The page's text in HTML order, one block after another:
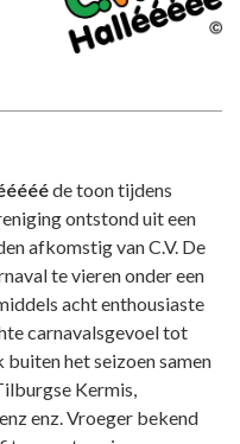
de toon tijdens
ontstond uit een
afkomstig van C.V. De
te vieren onder een
acht enthousiaste
carnavalsgevoel tot
het seizoen samen
Kermis,
enz. Vroeger bekend